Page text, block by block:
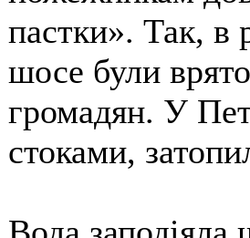
пастки». Так, в
шосе були
громадян. У
стоками,